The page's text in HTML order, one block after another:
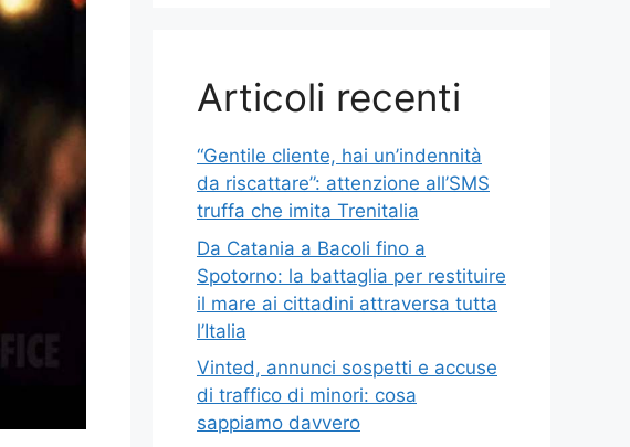
Articoli recenti
“Gentile cliente, hai un’indennità
da riscattare”: attenzione all’SMS
truffa che imita Trenitalia
Da Catania a Bacoli fino a
Spotorno: la battaglia per restituire
il mare ai cittadini attraversa tutta
l’Italia
Vinted, annunci sospetti e accuse
di traffico di minori: cosa
sappiamo davvero